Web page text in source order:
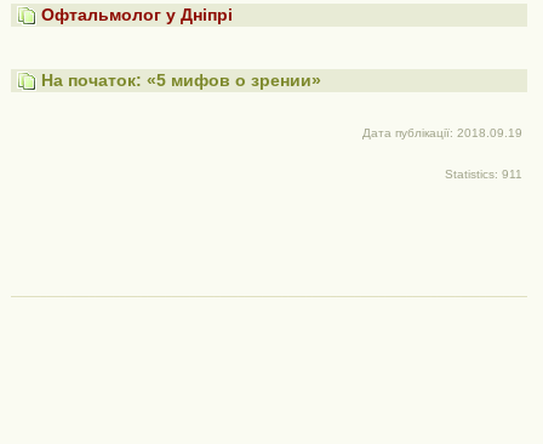
Офтальмолог у Дніпрі
На початок: «5 мифов о зрении»
Дата публікації: 2018.09.19
Statistics: 911